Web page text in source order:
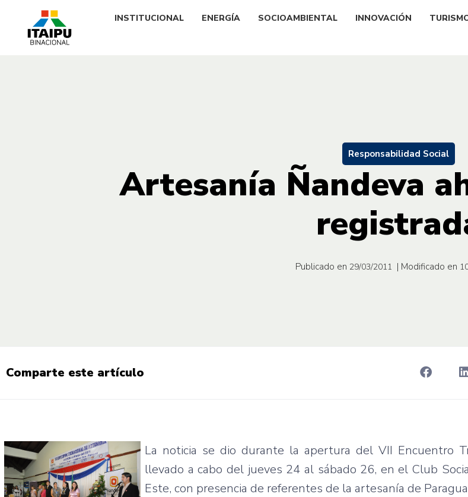
INSTITUCIONAL ENERGÍA SOCIOAMBIENTAL INNOVACIÓN
Responsabilidad Social
Artesanía Ñandeva
Publicado en 29/03/2011 | Modificado en
Comparte este artículo
La noticia se dio durante la apertura del VII Encuentro
llevado a cabo del jueves 24 al sábado 26, en el Club
Este, con presencia de referentes de la artesanía de